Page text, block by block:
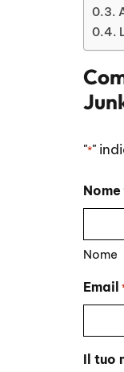
"*"
Nome
Nome
Email
Il tuo